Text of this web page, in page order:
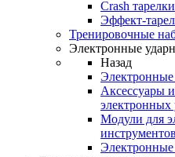
Сrash тарелки
Эффект-
Тренировочные
Электронные
Назад
Аксессуары
электронных
Модули для
инструментов
Электронные